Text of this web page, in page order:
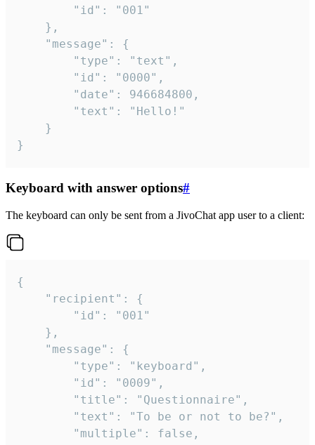
}
Keyboard with answer options#
The keyboard can only be sent from a JivoChat app user to a client:
{